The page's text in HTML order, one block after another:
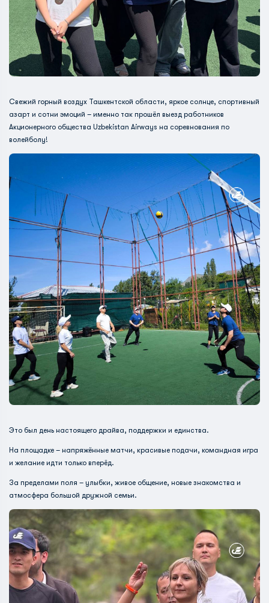
Свежий горный воздух Ташкентской области, яркое солнце, спортивный
азарт и сотни эмоций – именно так прошёл выезд работников
Акционерного общества Uzbekistan Airways на соревнования по
волейболу!
Это был день настоящего драйва, поддержки и единства.
На площадке – напряжённые матчи, красивые подачи, командная игра
и желание идти только вперёд.
За пределами поля – улыбки, живое общение, новые знакомства и
атмосфера большой дружной семьи.